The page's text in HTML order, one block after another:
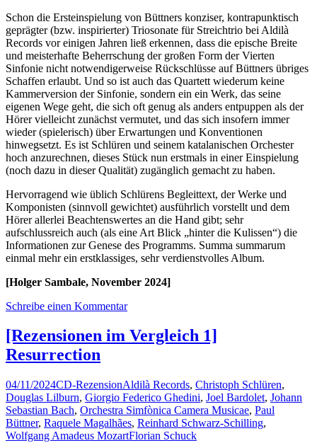
Schon die Ersteinspielung von Büttners konziser, kontrapunktisch
geprägter (bzw. inspirierter) Triosonate für Streichtrio bei Aldilà
Records vor einigen Jahren ließ erkennen, dass die epische Breite
und meisterhafte Beherrschung der großen Form der Vierten
Sinfonie nicht notwendigerweise Rückschlüsse auf Büttners übriges
Schaffen erlaubt. Und so ist auch das Quartett wiederum keine
Kammerversion der Sinfonie, sondern ein ein Werk, das seine
eigenen Wege geht, die sich oft genug als anders entpuppen als der
Hörer vielleicht zunächst vermutet, und das sich insofern immer
wieder (spielerisch) über Erwartungen und Konventionen
hinwegsetzt. Es ist Schlüren und seinem katalanischen Orchester
hoch anzurechnen, dieses Stück nun erstmals in einer Einspielung
(noch dazu in dieser Qualität) zugänglich gemacht zu haben.
Hervorragend wie üblich Schlürens Begleittext, der Werke und
Komponisten (sinnvoll gewichtet) ausführlich vorstellt und dem
Hörer allerlei Beachtenswertes an die Hand gibt; sehr
aufschlussreich auch (als eine Art Blick „hinter die Kulissen“) die
Informationen zur Genese des Programms. Summa summarum
einmal mehr ein erstklassiges, sehr verdienstvolles Album.
[Holger Sambale, November 2024]
Schreibe einen Kommentar
[Rezensionen im Vergleich 1]
Resurrection
04/11/2024CD-RezensionAldilà Records, Christoph Schlüren,
Douglas Lilburn, Giorgio Federico Ghedini, Joel Bardolet, Johann
Sebastian Bach, Orchestra Simfònica Camera Musicae, Paul
Büttner, Raquele Magalhães, Reinhard Schwarz-Schilling,
Wolfgang Amadeus MozartFlorian Schuck